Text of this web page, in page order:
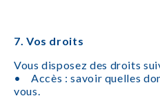
7. Vos droits
Vous disposez des droits
• Accès : savoir quelles
vous.